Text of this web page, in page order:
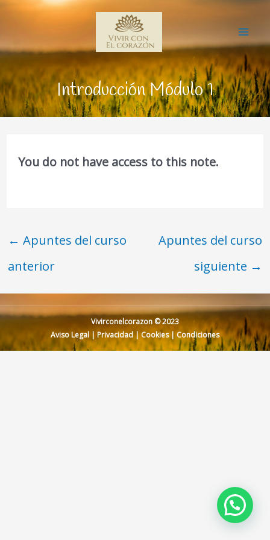
contenido
Introducción Módulo 1
You do not have access to this note.
← Apuntes del curso
anterior
Apuntes del curso
siguiente →
Vivirconelcorazon © 2023
Aviso Legal | Privacidad|Cookies| Condiciones